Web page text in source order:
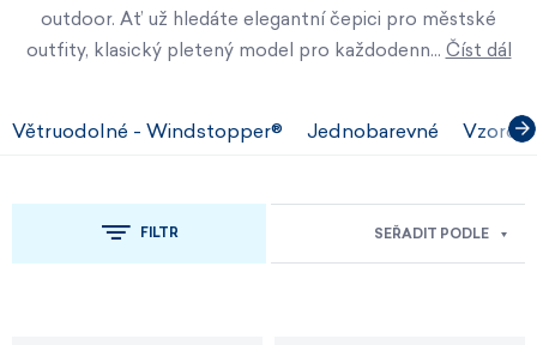
outdoor. Ať už hledáte elegantní čepici pro městské
outfity, klasický pletený model pro každodenn… Číst dál
Větruodolné - Windstopper® Jednobarevné
FILTR SEŘADIT PODLE